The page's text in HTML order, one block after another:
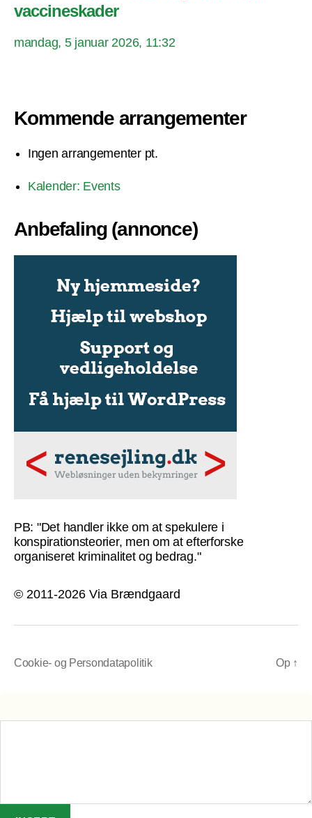
vaccineskader
mandag, 5 januar 2026, 11:32
Kommende arrangementer
Ingen arrangementer pt.
Kalender: Events
Anbefaling (annonce)
PB: "Det handler ikke om at spekulere i
konspirationsteorier, men om at efterforske
organiseret kriminalitet og bedrag."
© 2011-2026 Via Brændgaard
Cookie- og Persondatapolitik Op ↑